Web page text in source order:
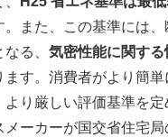
。また、この基準には
る、 気密性能に関す
ます。消費者がより簡
より厳しい評価基準を
メーカーが国交省住宅局